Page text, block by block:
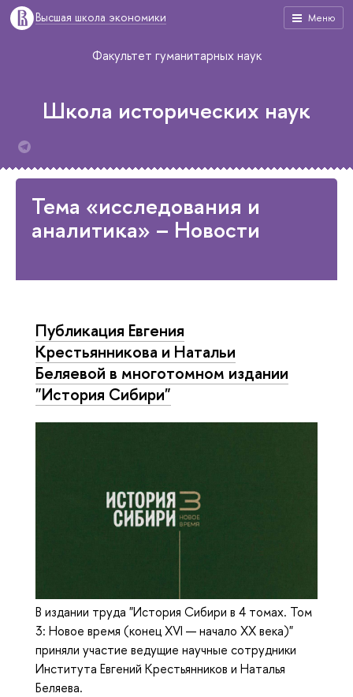
Меню
Высшая школа экономики
Факультет гуманитарных наук
Школа исторических наук
Тема «исследования и
аналитика» – Новости
Публикация Евгения
Крестьянникова и Натальи
Беляевой в многотомном издании
"История Сибири"
В издании труда "История Сибири в 4 томах. Том
3: Новое время (конец XVI — начало XX века)"
приняли участие ведущие научные сотрудники
Института Евгений Крестьянников и Наталья
Беляева.